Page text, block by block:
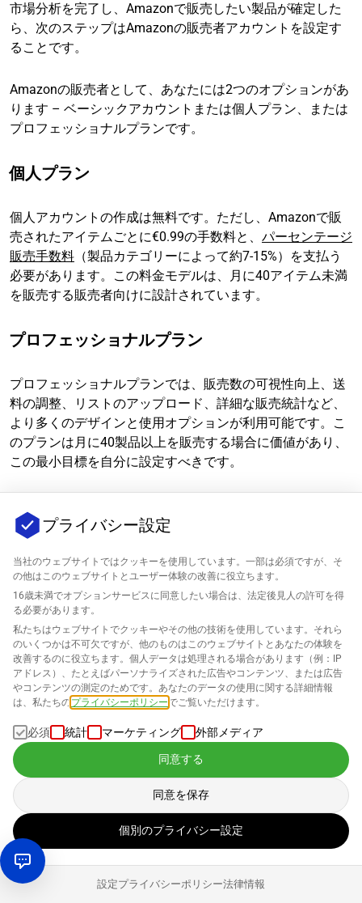
市場分析を完了し、Amazonで販売したい製品が確定した
ら、次のステップはAmazonの販売者アカウントを設定す
ることです。
Amazonの販売者として、あなたには2つのオプションがあ
ります – ベーシックアカウントまたは個人プラン、または
プロフェッショナルプランです。
個人プラン
個人アカウントの作成は無料です。ただし、Amazonで販
売されたアイテムごとに€0.99の手数料と、 パーセンテージ
販売手数料 （製品カテゴリーによって約7-15%）を支払う
必要があります。この料金モデルは、月に40アイテム未満
を販売する販売者向けに設計されています。
プロフェッショナルプラン
プロフェッショナルプランでは、販売数の可視性向上、送
料の調整、リストのアップロード、詳細な販売統計など、
より多くのデザインと使用オプションが利用可能です。こ
のプランは月に40製品以上を販売する場合に価値があり、
この最小目標を自分に設定すべきです。
トから始めることをお勧めします。製品がリストされ、出
荷の準備が整ったら、プロフェッショナルプランにアップ
グレードできます。
Amazonでの販売のためのプライベートラベル
の登録
ブランドをDPMAまたはEUIPOに登録することで、商標権
を保護し、Amazonでプライベートラベルビジネスを運営
する場合には不可欠です。登録の際には、商標保護は常に
地域的であることを見落としてはいけません。DPMAにブ
ランドを登録した人は、中国での無許可使用に対して法的
措置を取ることはできません。
プライバシー設定
当社のウェブサイトではクッキーを使用しています。一部は必須ですが、そ
の他はこのウェブサイトとユーザー体験の改善に役立ちます。
16歳未満でオプションサービスに同意したい場合は、法定後見人の許可を得
る必要があります。
私たちはウェブサイトでクッキーやその他の技術を使用しています。それら
のいくつかは不可欠ですが、他のものはこのウェブサイトとあなたの体験を
改善するのに役立ちます。個人データは処理される場合があります（例：IP
アドレス）、たとえばパーソナライズされた広告やコンテンツ、または広告
やコンテンツの測定のためです。あなたのデータの使用に関する詳細情報
は、私たちの プライバシーポリシー でご覧いただけます。
必須 統計 マーケティング 外部メディア
同意する
同意を保存
個別のプライバシー設定
設定プライバシーポリシー法律情報